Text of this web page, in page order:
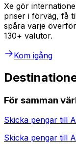
Xe gör
priser i förväg, få
spåra varje
130+ valutor.
Kom igång
För samman
Skicka pengar till
Skicka pengar till